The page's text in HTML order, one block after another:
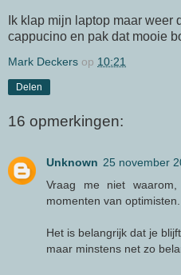
Ik klap mijn laptop maar weer
cappucino en pak dat mooie
Mark Deckers op 10:21
Delen
16 opmerkingen:
Unknown 25 november
Vraag me niet
momenten van optimisten.
Het is belangrijk dat je
maar minstens net zo